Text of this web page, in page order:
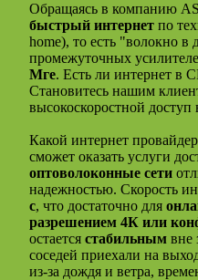
Обращаясь в компанию
быстрый интернет по
home), то есть "волокно в
промежуточных
Мге. Есть ли интернет в
Становитесь нашим
высокоскоростной
Какой интернет
сможет оказать услуги
оптоволоконные сети
надежностью. Скорость
с, что достаточно для
разрешением 4К или
остается стабильным вне
соседей приехали на
из-за дождя и ветра,